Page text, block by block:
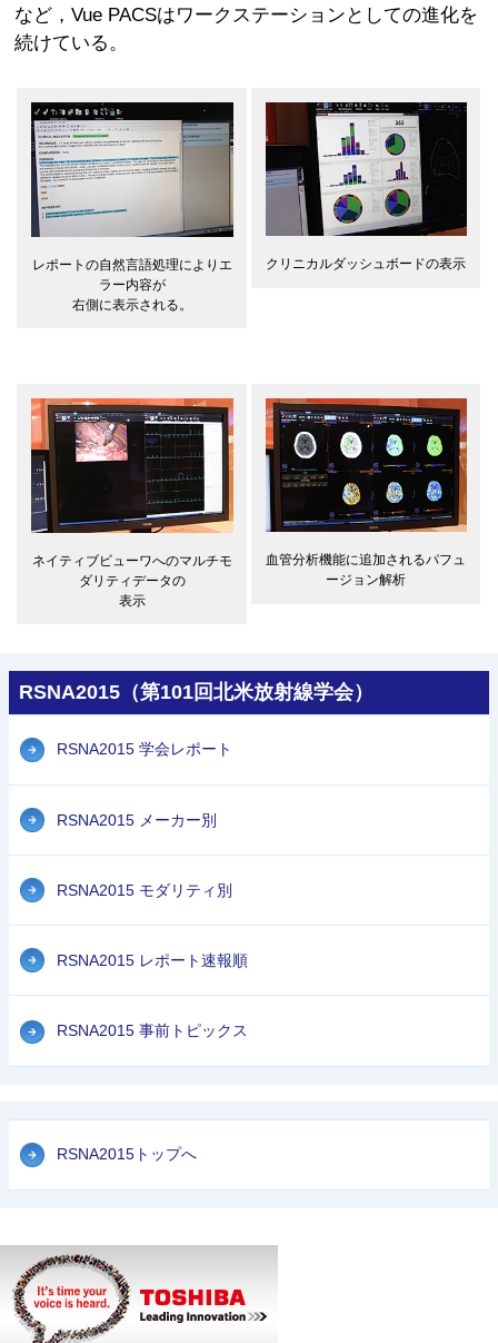
など，Vue PACSはワークステーションとしての進化を
続けている。
レポートの自然言語処理によりエ
ラー内容が
右側に表示される。
クリニカルダッシュボードの表示
ネイティブビューワへのマルチモ
ダリティデータの
表示
血管分析機能に追加されるパフュ
ージョン解析
RSNA2015（第101回北米放射線学会）
RSNA2015 学会レポート
RSNA2015 メーカー別
RSNA2015 モダリティ別
RSNA2015 レポート速報順
RSNA2015 事前トピックス
RSNA2015トップへ